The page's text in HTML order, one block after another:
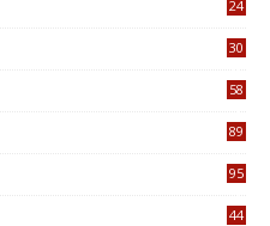
24
30
58
89
95
44